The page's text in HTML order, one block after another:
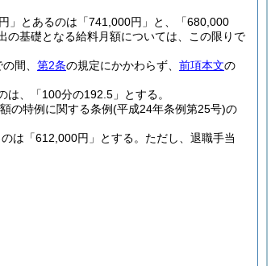
」とあるのは「741,000円」と、「680,000
の基礎となる給料月額については、この限りで
間、 第2条の規定にかかわらず、 前項本文の
、「100分の192.5」とする。
の特例に関する条例(平成24年条例第25号)の
は「612,000円」とする。 ただし、退職手当